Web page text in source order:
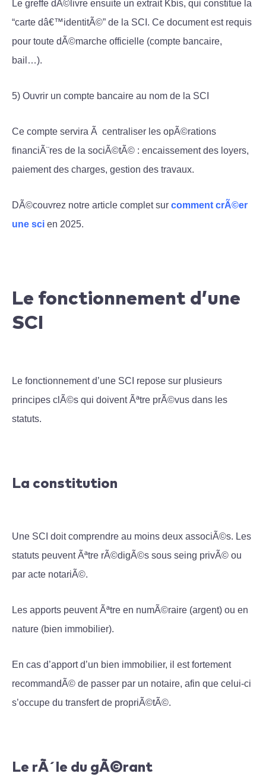
Le greffe dÃ©livre ensuite un extrait Kbis, qui constitue la
“carte dâ€™identitÃ©” de la SCI. Ce document est requis
pour toute dÃ©marche officielle (compte bancaire,
bail…).
5) Ouvrir un compte bancaire au nom de la SCI
Ce compte servira Ã centraliser les opÃ©rations
financiÃ¨res de la sociÃ©tÃ© : encaissement des loyers,
paiement des charges, gestion des travaux.
DÃ©couvrez notre article complet sur comment crÃ©er
une sci en 2025.
Le fonctionnement d’une
SCI
Le fonctionnement d’une SCI repose sur plusieurs
principes clÃ©s qui doivent Ãªtre prÃ©vus dans les
statuts.
La constitution
Une SCI doit comprendre au moins deux associÃ©s. Les
statuts peuvent Ãªtre rÃ©digÃ©s sous seing privÃ© ou
par acte notariÃ©.
Les apports peuvent Ãªtre en numÃ©raire (argent) ou en
nature (bien immobilier).
En cas d’apport d’un bien immobilier, il est fortement
recommandÃ© de passer par un notaire, afin que celui-ci
s’occupe du transfert de propriÃ©tÃ©.
Le rÃ´le du gÃ©rant